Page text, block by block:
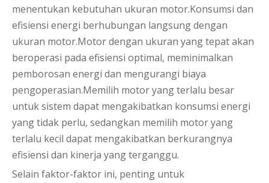
menentukan kebutuhan ukuran motor.Konsumsi dan
efisiensi energi berhubungan langsung dengan
ukuran motor.Motor dengan ukuran yang tepat akan
beroperasi pada efisiensi optimal, meminimalkan
pemborosan energi dan mengurangi biaya
pengoperasian.Memilih motor yang terlalu besar
untuk sistem dapat mengakibatkan konsumsi energi
yang tidak perlu, sedangkan memilih motor yang
terlalu kecil dapat mengakibatkan berkurangnya
efisiensi dan kinerja yang terganggu.
Selain faktor-faktor ini, penting untuk